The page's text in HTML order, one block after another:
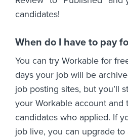
candidates!
When do I have to pay
You can try Workable for
days your job will be
job posting sites, but you’ll
your Workable account and
candidates who applied. If
job live, you can upgrade